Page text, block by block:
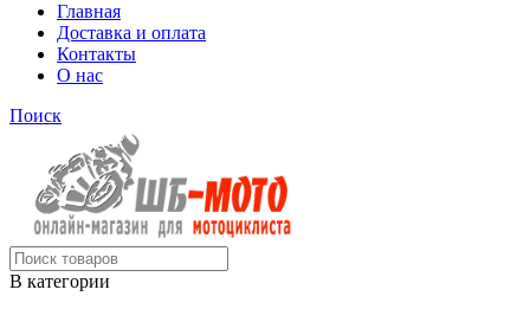
Главная
Доставка и оплата
Контакты
О нас
Поиск
В категории